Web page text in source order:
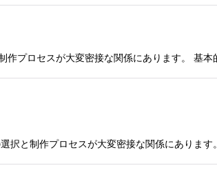
プロセスが大変密接な関係にあります。 基
択と制作プロセスが大変密接な関係にありま